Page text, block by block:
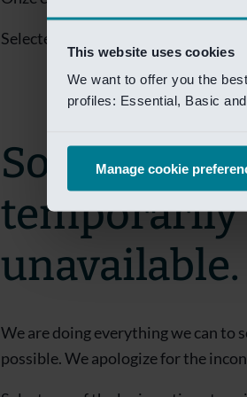
This website uses cookies
We want to offer you the
profiles: Essential, Basic
Manage cookie
Selecteer een van de login opties
Sorry! This
temporarily
unavailable.
We are doing everything we can to
possible. We apologize for the